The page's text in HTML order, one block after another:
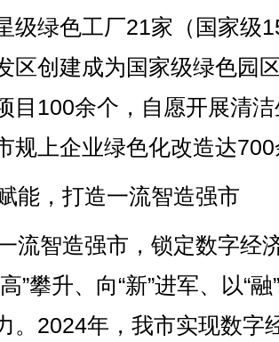
级绿色工厂21家（国家级
区创建成为国家级绿色园
目100余个，自愿开展清
规上企业绿色化改造达
能，打造一流智造强市
流智造强市，锁定数字经
”攀升、向“新”进军、以“
。2024年，我市实现数字